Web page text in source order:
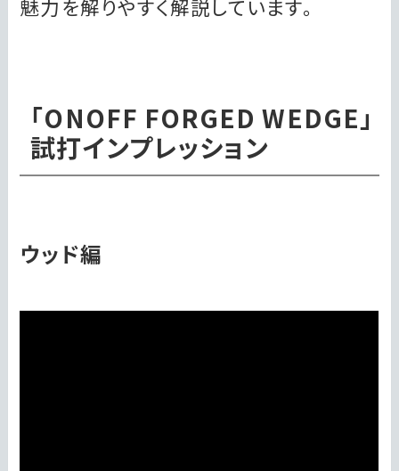
魅力を解りやすく解説しています。
「ONOFF FORGED WEDGE」
試打インプレッション
ウッド編